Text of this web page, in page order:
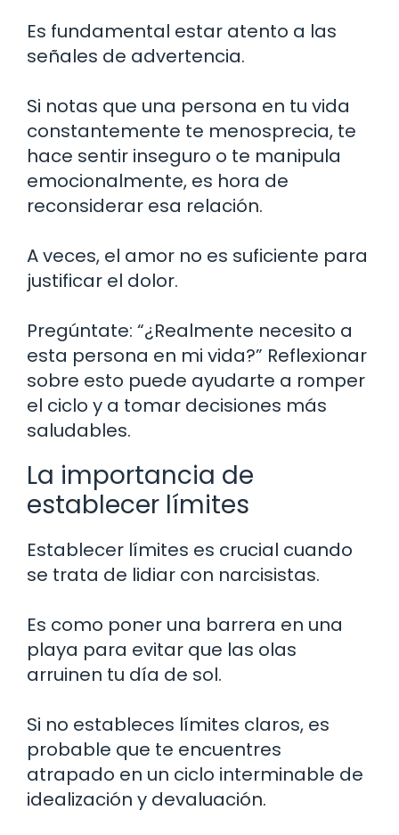
Es fundamental estar atento a las
señales de advertencia.
Si notas que una persona en tu vida
constantemente te menosprecia, te
hace sentir inseguro o te manipula
emocionalmente, es hora de
reconsiderar esa relación.
A veces, el amor no es suficiente para
justificar el dolor.
Pregúntate: “¿Realmente necesito a
esta persona en mi vida?” Reflexionar
sobre esto puede ayudarte a romper
el ciclo y a tomar decisiones más
saludables.
La importancia de
establecer límites
Establecer límites es crucial cuando
se trata de lidiar con narcisistas.
Es como poner una barrera en una
playa para evitar que las olas
arruinen tu día de sol.
Si no estableces límites claros, es
probable que te encuentres
atrapado en un ciclo interminable de
idealización y devaluación.